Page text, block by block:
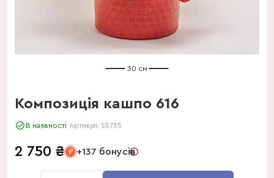
30 см
Композиція кашпо 616
В наявності Артикул: 55735
2 750 ₴ +137 бонусів